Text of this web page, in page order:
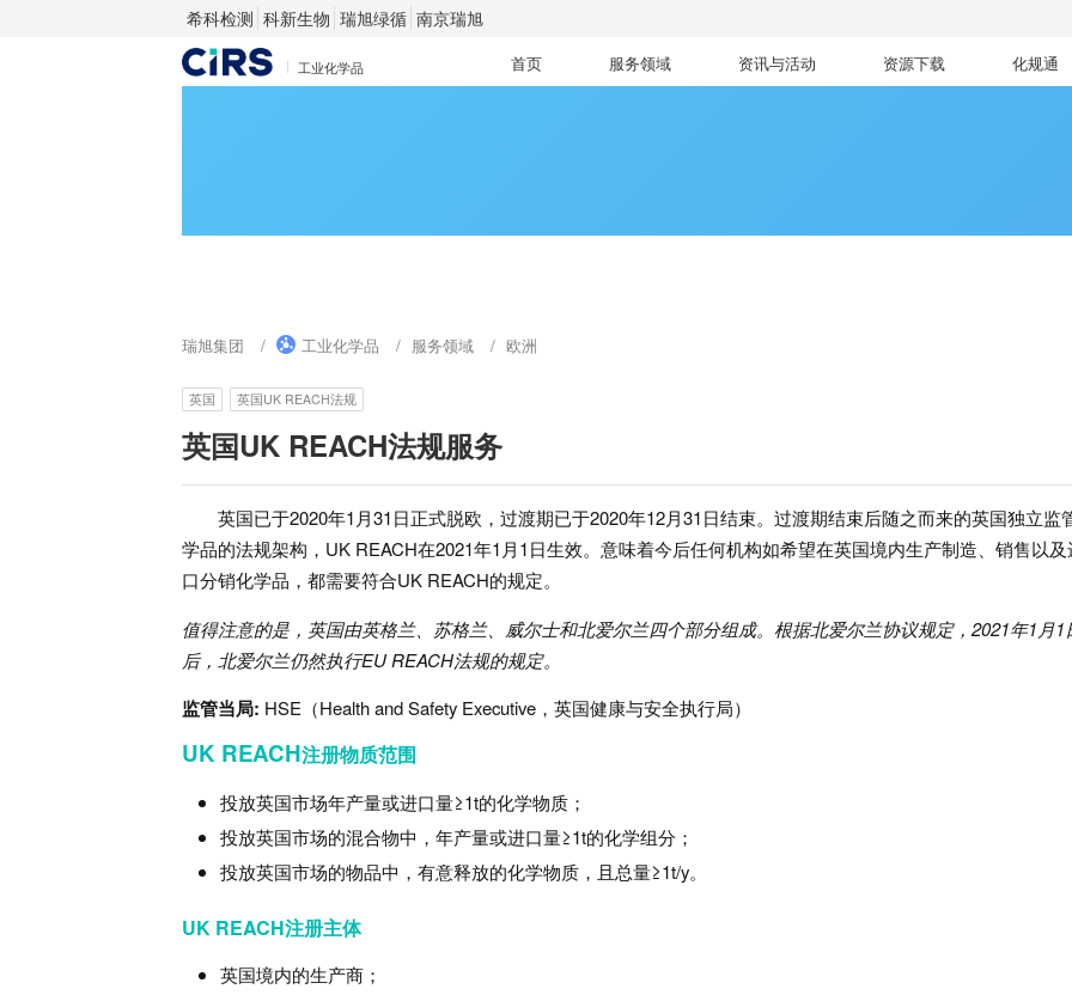
希科检测 科新生物 瑞旭绿循 南京瑞旭
工业化学品 首页 服务领域 资讯与活动 资源下载 化规通
瑞旭集团 工业化学品 服务领域 欧洲
英国 英国UK REACH法规
英国UK REACH法规服务
英国已于2020年1月31日正式脱欧，过渡期已于2020年12月31日结束。过渡期结束后随之而来的英国独立监
学品的法规架构，UK REACH在2021年1月1日生效。意味着今后任何机构如希望在英国境内生产制造、销售以及
口分销化学品，都需要符合UK REACH的规定。
值得注意的是，英国由英格兰、苏格兰、威尔士和北爱尔兰四个部分组成。根据北爱尔兰协议规定， 2021年1月1
后，北爱尔兰仍然执行EU REACH法规的规定。
监管当局: HSE（Health and Safety Executive，英国健康与安全执行局）
UK REACH注册物质范围
投放英国市场年产量或进口量≥1t的化学物质；
投放英国市场的混合物中，年产量或进口量≥1t的化学组分；
投放英国市场的物品中，有意释放的化学物质，且总量≥1t/y。
UK REACH注册主体
英国境内的生产商；